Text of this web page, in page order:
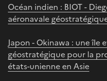
Océan indien : BIOT -
aéronavale
Japon - Okinawa : une île
géostratégique pour la
états-unienne en Asie